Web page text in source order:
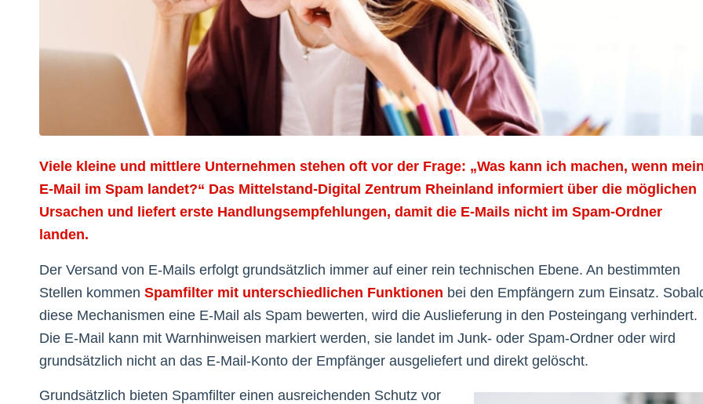
Viele kleine und mittlere Unternehmen stehen oft vor der Frage: „Was kann ich machen, wenn
E-Mail im Spam landet?“ Das Mittelstand-Digital Zentrum Rheinland informiert über die möglichen
Ursachen und liefert erste Handlungsempfehlungen, damit die E-Mails nicht im Spam-Ordner
landen.
Der Versand von E-Mails erfolgt grundsätzlich immer auf einer rein technischen Ebene. An bestimmten
Stellen kommen Spamfilter mit unterschiedlichen Funktionen bei den Empfängern zum Einsatz.
diese Mechanismen eine E-Mail als Spam bewerten, wird die Auslieferung in den Posteingang verhindert.
Die E-Mail kann mit Warnhinweisen markiert werden, sie landet im Junk- oder Spam-Ordner oder wird
grundsätzlich nicht an das E-Mail-Konto der Empfänger ausgeliefert und direkt gelöscht.
Grundsätzlich bieten Spamfilter einen ausreichenden Schutz vor